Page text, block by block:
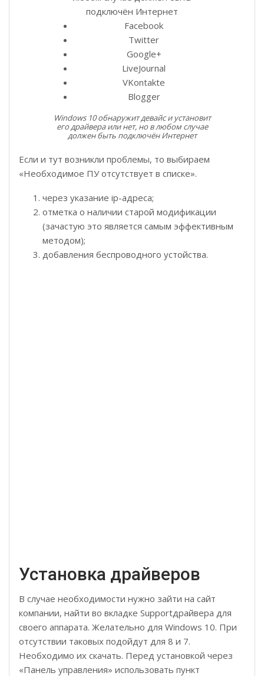
Facebook
Twitter
Google+
LiveJournal
VKontakte
Blogger
Windows 10 обнаружит девайс и установит
его драйвера или нет, но в любом случае
должен быть подключён Интернет
Если и тут возникли проблемы, то выбираем
«Необходимое ПУ отсутствует в списке».
через указание ip-адреса;
отметка о наличии старой модификации
(зачастую это является самым эффективным
методом);
добавления беспроводного устойства.
Установка драйверов
В случае необходимости нужно зайти на сайт
компании, найти во вкладке Supportдрайвера для
своего аппарата. Желательно для Windows 10. При
отсутствии таковых подойдут для 8 и 7.
Необходимо их скачать. Перед установкой через
«Панель управления» использовать пункт